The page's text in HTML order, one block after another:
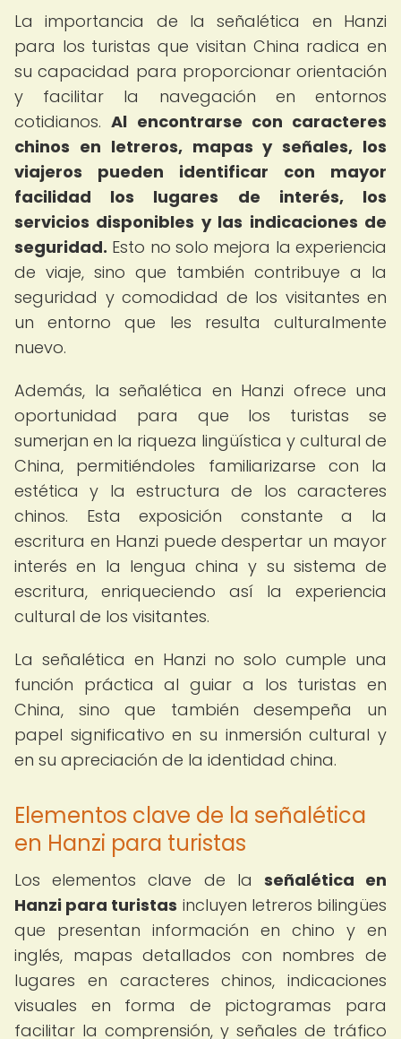
La importancia de la señalética en Hanzi
para los turistas que visitan China radica en
su capacidad para proporcionar orientación
y facilitar la navegación en entornos
cotidianos.Al encontrarse con caracteres
chinos en letreros, mapas y señales, los
viajeros pueden identificar con mayor
facilidad los lugares de interés, los
servicios disponibles y las indicaciones de
seguridad. Esto no solo mejora la experiencia
de viaje, sino que también contribuye a la
seguridad y comodidad de los visitantes en
un entorno que les resulta culturalmente
nuevo.
Además, la señalética en Hanzi ofrece una
oportunidad para que los turistas se
sumerjan en la riqueza lingüística y cultural de
China, permitiéndoles familiarizarse con la
estética y la estructura de los caracteres
chinos. Esta exposición constante a la
escritura en Hanzi puede despertar un mayor
interés en la lengua china y su sistema de
escritura, enriqueciendo así la experiencia
cultural de los visitantes.
La señalética en Hanzi no solo cumple una
función práctica al guiar a los turistas en
China, sino que también desempeña un
papel significativo en su inmersión cultural y
en su apreciación de la identidad china.
Elementos clave de la señalética
en Hanzi para turistas
Los elementos clave de la señalética en
Hanzi para turistas incluyen letreros bilingües
que presentan información en chino y en
inglés, mapas detallados con nombres de
lugares en caracteres chinos, indicaciones
visuales en forma de pictogramas para
facilitar la comprensión, y señales de tráfico